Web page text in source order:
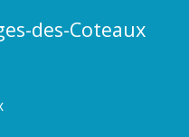
des-Coteaux